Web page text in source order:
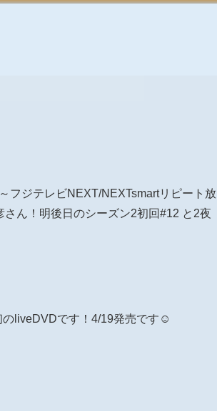
フジテレビNEXT/NEXTsmartリピート放
ん！明後日のシーズン2初回#12 と2夜
のliveDVDです！4/19発売です☺️